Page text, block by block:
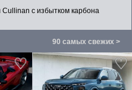
Cullinan с избытком карбона
90 самых свежих >